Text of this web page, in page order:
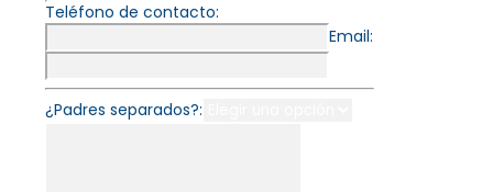
Teléfono de contacto:
Email:
¿Padres separados?: